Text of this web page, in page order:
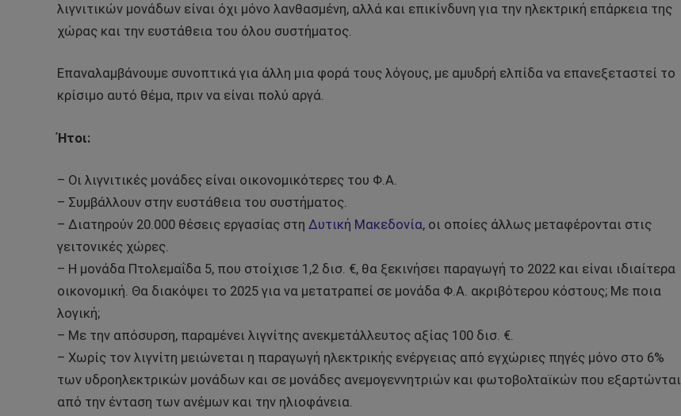
λιγνιτικών μονάδων είναι όχι μόνο λανθασμένη, αλλά και επικίνδυνη για την ηλεκτρική επάρκεια της
χώρας και την ευστάθεια του όλου συστήματος.
Επαναλαμβάνουμε συνοπτικά για άλλη μια φορά τους λόγους, με αμυδρή ελπίδα να επανεξεταστεί το
κρίσιμο αυτό θέμα, πριν να είναι πολύ αργά.
Ήτοι:
– Οι λιγνιτικές μονάδες είναι οικονομικότερες του Φ.Α.
– Συμβάλλουν στην ευστάθεια του συστήματος.
– Διατηρούν 20.000 θέσεις εργασίας στη Δυτική Μακεδονία, οι οποίες άλλως μεταφέρονται στις
γειτονικές χώρες.
– Η μονάδα Πτολεμαΐδα 5, που στοίχισε 1,2 δισ. €, θα ξεκινήσει παραγωγή το 2022 και είναι ιδιαίτερα
οικονομική. Θα διακόψει το 2025 για να μετατραπεί σε μονάδα Φ.Α. ακριβότερου κόστους; Με ποια
λογική;
– Με την απόσυρση, παραμένει λιγνίτης ανεκμετάλλευτος αξίας 100 δισ. €.
– Χωρίς τον λιγνίτη μειώνεται η παραγωγή ηλεκτρικής ενέργειας από εγχώριες πηγές μόνο στο 6%
των υδροηλεκτρικών μονάδων και σε μονάδες ανεμογεννητριών και φωτοβολταϊκών που εξαρτώνται
από την ένταση των ανέμων και την ηλιοφάνεια.